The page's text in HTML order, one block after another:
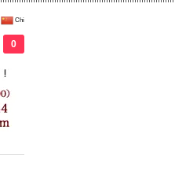
Chi
0